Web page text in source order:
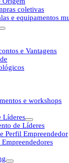
coletivas
e equipamentos
e Vantagens
e workshops
Líderes
de Líderes
Perfil Empreendedor